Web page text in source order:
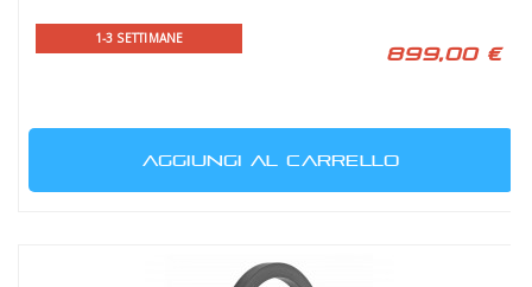
1-3 SETTIMANE
899,00 €
AGGIUNGI AL CARRELLO